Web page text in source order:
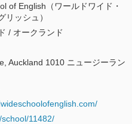
of English（ワールドワイド・
リッシュ）
/ オークランド
Auckland 1010 ニュージーラン
11482/